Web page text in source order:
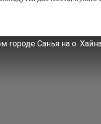
городе Санья на о.